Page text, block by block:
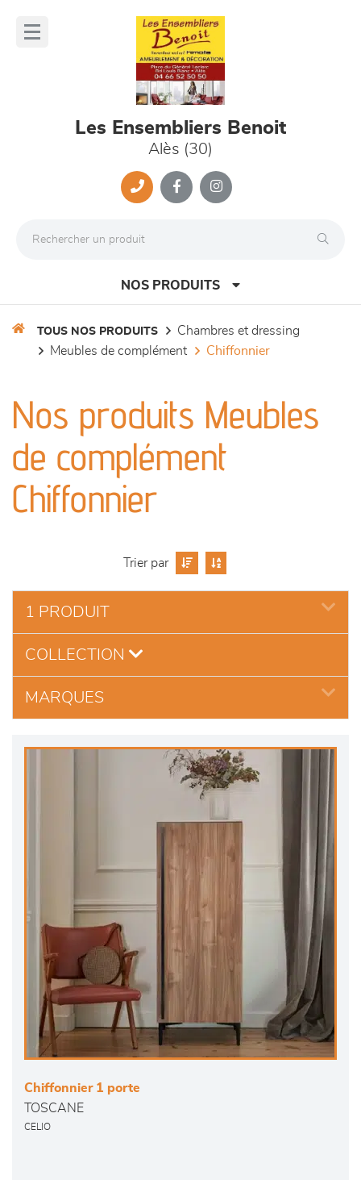
Les Ensembliers Benoit
Alès (30)
NOS PRODUITS
séjours
meubles de complément
chambres et dressing
décoration
TOUS NOS PRODUITS
chambres et dressing
meubles de complément
chiffonnier
Nos produits Meubles
de complément
Chiffonnier
Trier par
1 PRODUIT
COLLECTION
MARQUES
Chiffonnier 1 porte
TOSCANE
CELIO